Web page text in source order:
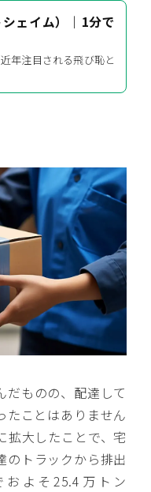
ェイム）｜1分で
年注目される飛び恥と
だものの、配達して
たことはありません
拡大したことで、宅
のトラックから排出
よそ25.4万トン